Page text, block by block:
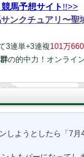
競馬予想サイト !!>>
ンクチュアリ〜聖
3連単+3連複101万
の的中力！オンライ
しようとしたら「7